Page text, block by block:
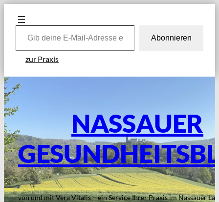
Inhalt
springen
Gib deine E-Mail-Adresse ein …
Abonnieren
zur Praxis
NASSAUER
von und mit Vera Vitalis – ein Service Ihrer Praxis im Nassauer